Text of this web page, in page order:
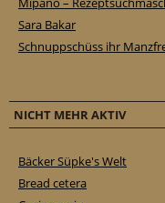
Sara Bakar
Schnuppschüss ihr
NICHT MEHR AKTIV
Bäcker Süpke's Welt
Bread cetera